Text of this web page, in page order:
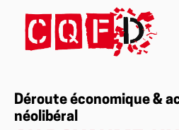
Déroute économique &
néolibéral